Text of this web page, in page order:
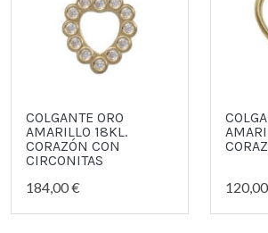
COLGANTE ORO
AMARILLO 18KL.
CORAZÓN CON
CIRCONITAS
184,00 €